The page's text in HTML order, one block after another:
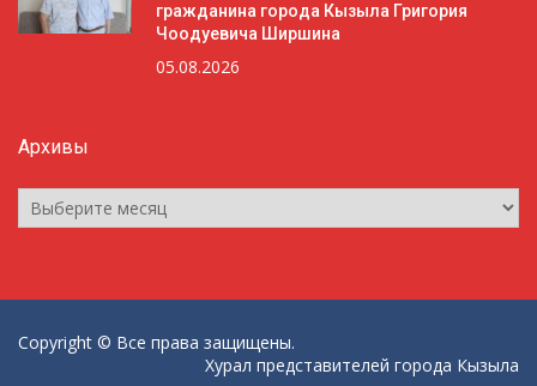
гражданина города Кызыла Григория
Чоодуевича Ширшина
05.08.2026
Архивы
Архивы
Copyright © Все права защищены.
Хурал представителей города Кызыла